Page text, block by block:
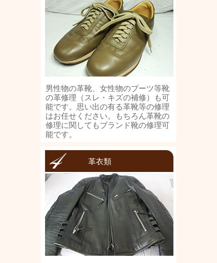
男性物の革靴、女性物のブーツ等靴
の革修理（スレ・キズの補修）も可
能です。思い出の有る革靴等の修理
はお任せください。もちろん革靴の
修理に関してもブランド靴の修理可
能です。
革衣類